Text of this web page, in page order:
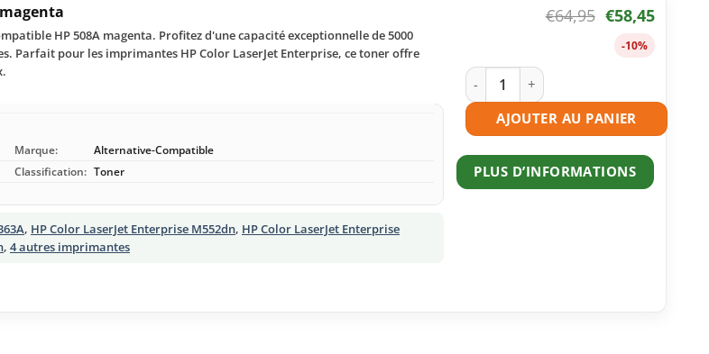
HP 508A magenta. Profitez d'une capacité exceptionnelle de 5000
Parfait pour les imprimantes HP Color LaserJet Enterprise, ce toner offre
Marque:
Alternative-Compatible
Classification: Toner
, HP Color LaserJet Enterprise M552dn, HP Color LaserJet Enterprise
, 4 autres imprimantes
€64,95 €58,45
-10%
quantité de Toner compatible HP 508A
AJOUTER AU PANIER
PLUS D’INFORMATIONS